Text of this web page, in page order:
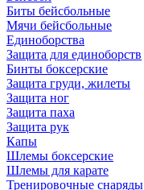
Биты бейсбольные
Мячи бейсбольные
Единоборства
Защита для единоборств
Бинты боксерские
Защита груди, жилеты
Защита ног
Защита паха
Защита рук
Капы
Шлемы боксерские
Шлемы для карате
Тренировочные снаряды